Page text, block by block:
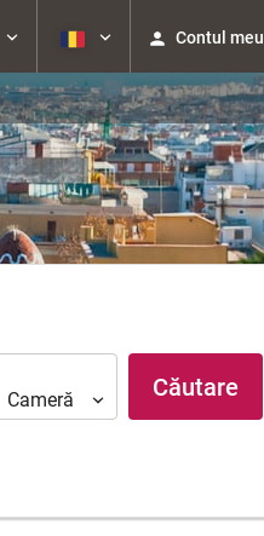
Contul meu
Cameră Căutare